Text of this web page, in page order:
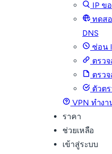
IP ข
ทดส
DNS
ซ่อน
ตรว
ตรว
ตัวต
VPN ทำงา
ราคา
ช่วยเหลือ
เข้าสู่ระบบ